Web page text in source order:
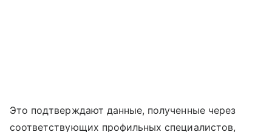
Это подтверждают данные, полученные через
соответствующих профильных специалистов,